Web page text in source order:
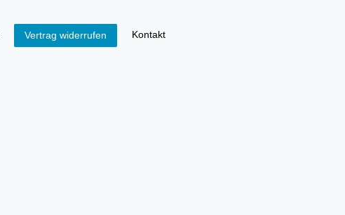
Vertrag widerrufen Kontakt